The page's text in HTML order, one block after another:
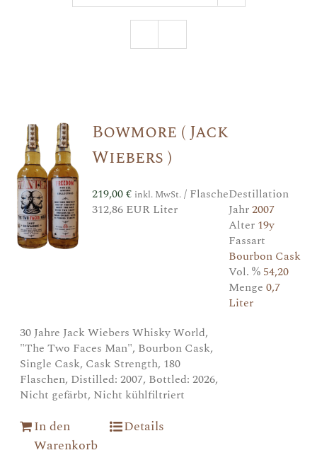
Bowmore ( Jack
Wiebers )
219,00€ inkl. MwSt. / Flasche
312,86 EUR Liter
Destillation
Jahr2007
Alter 19y
Fassart
Bourbon Cask
Vol. % 54,20
Menge0,7
Liter
30 Jahre Jack Wiebers Whisky World,
"The Two Faces Man", Bourbon Cask,
Single Cask, Cask Strength, 180
Flaschen, Distilled: 2007, Bottled: 2026,
Nicht gefärbt, Nicht kühlfiltriert
In den
Warenkorb
Details